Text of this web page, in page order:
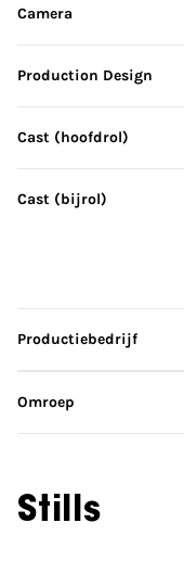
Camera
Production Design
Cast (hoofdrol)
Cast (bijrol)
Productiebedrijf
Omroep
Stills